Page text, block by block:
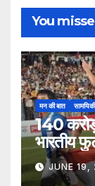
You
मन की बात सामयिकी
140
भारतीय
JUNE 19,